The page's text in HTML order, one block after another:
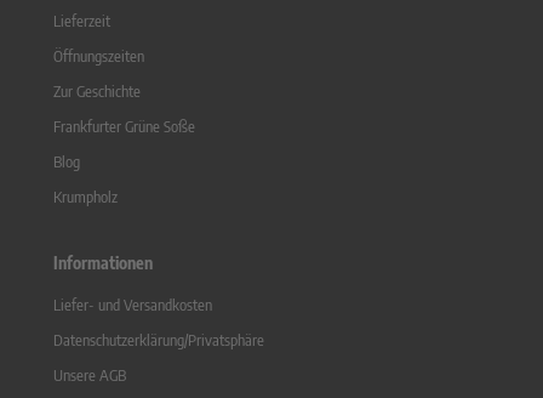
Lieferzeit
Öffnungszeiten
Zur Geschichte
Frankfurter Grüne Soße
Blog
Krumpholz
Informationen
Liefer- und Versandkosten
Datenschutzerklärung/Privatsphäre
Unsere AGB